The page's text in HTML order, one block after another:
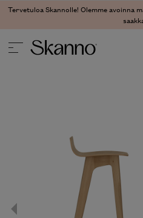
Tervetuloa Skannolle! Olemme avoinna